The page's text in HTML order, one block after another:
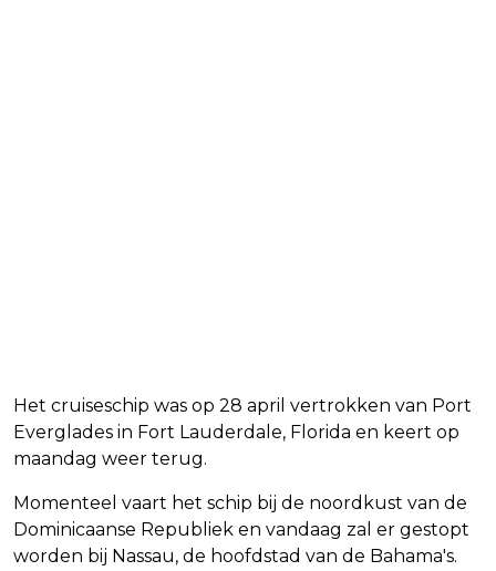
Het cruiseschip was op 28 april vertrokken van Port
Everglades in Fort Lauderdale, Florida en keert op
maandag weer terug.
Momenteel vaart het schip bij de noordkust van de
Dominicaanse Republiek en vandaag zal er gestopt
worden bij Nassau, de hoofdstad van de Bahama's.